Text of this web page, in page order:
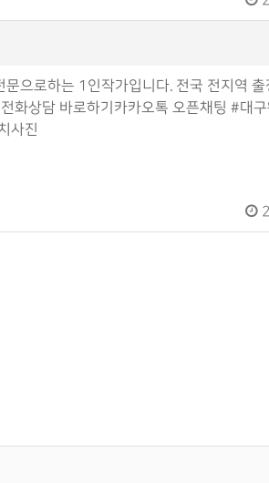
으로하는 1인작가입니다. 전국 전지역 출
상담 바로하기카카오톡 오픈채팅 #대
사진